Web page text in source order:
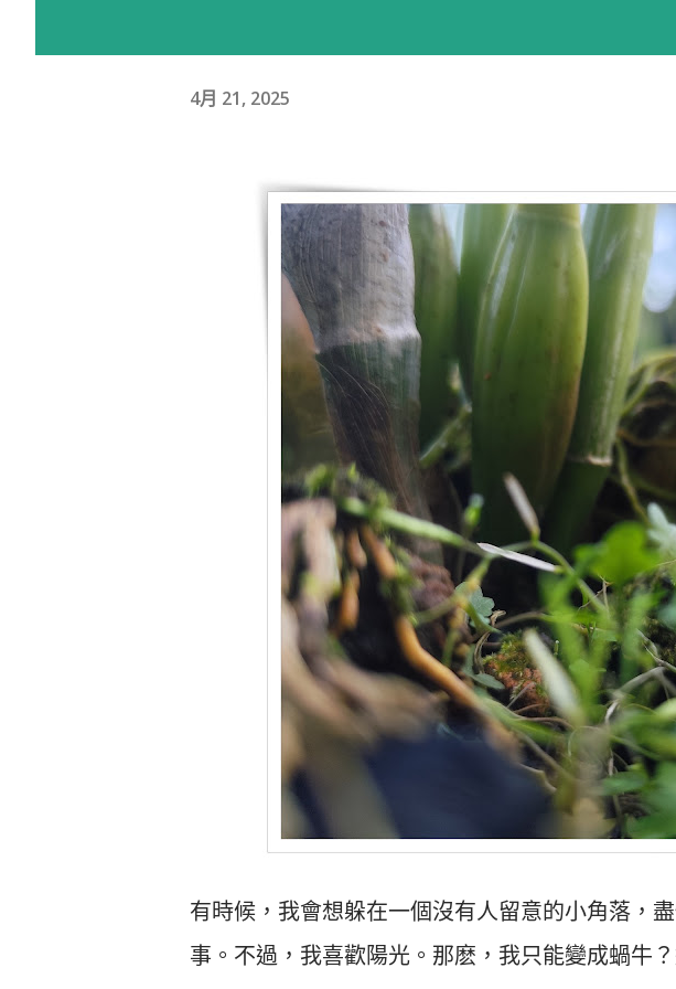
4月 21, 2025
有時候，我會想躲在一個沒有人留意的小角落，
事。不過，我喜歡陽光。那麽，我只能變成蝸牛